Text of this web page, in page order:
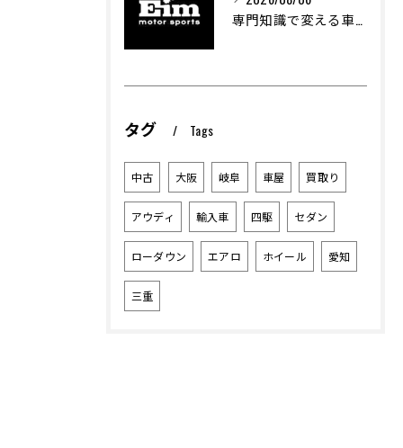
専門知識で変える車屋のカスタム体験
タグ Tags
中古 大阪 岐阜 車屋 買取り
アウディ 輸入車 四駆 セダン
ローダウン エアロ ホイール 愛知
三重